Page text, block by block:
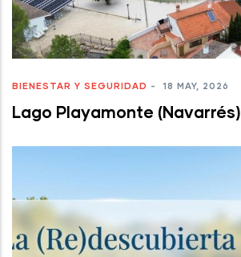
BIENESTAR Y SEGURIDAD - 18 MAY, 2026
Lago Playamonte (Navarrés)